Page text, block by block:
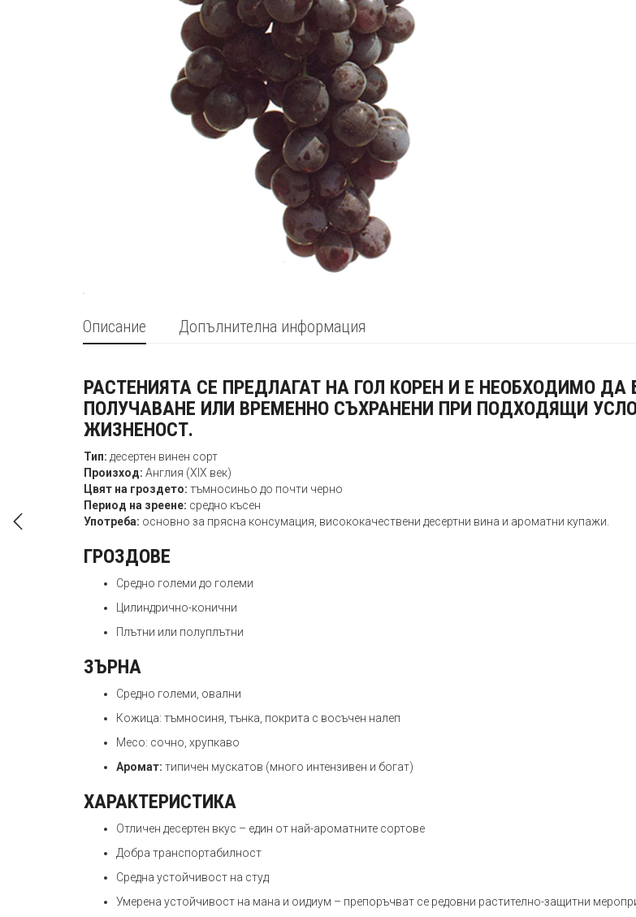
Описание Допълнителна информация
РАСТЕНИЯТА СЕ ПРЕДЛАГАТ НА ГОЛ КОРЕН И Е НЕОБХОДИМО
ПОЛУЧАВАНЕ ИЛИ ВРЕМЕННО СЪХРАНЕНИ ПРИ ПОДХОДЯЩИ
ЖИЗНЕНОСТ.
Тип: десертен винен сорт
Произход: Англия (XIX век)
Цвят на гроздето: тъмносиньо до почти черно
Период на зреене: средно късен
Употреба: основно за прясна консумация, висококачествени десертни вина и ароматни купажи.
ГРОЗДОВЕ
Средно големи до големи
Цилиндрично-конични
Плътни или полуплътни
ЗЪРНА
Средно големи, овални
Кожица: тъмносиня, тънка, покрита с восъчен налеп
Месо: сочно, хрупкаво
Аромат: типичен мускатов (много интензивен и богат)
ХАРАКТЕРИСТИКА
Отличен десертен вкус – един от най-ароматните сортове
Добра транспортабилност
Средна устойчивост на студ
Умерена устойчивост на мана и оидиум – препоръчват се редовни растително-защитни